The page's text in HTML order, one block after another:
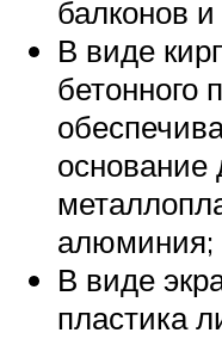
балконов
В виде
бетонного
основание
алюминия;
В виде
пластика